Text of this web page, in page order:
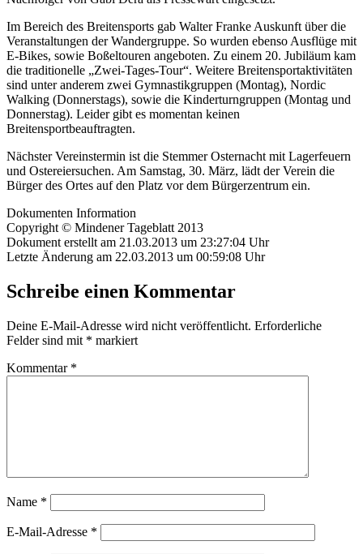
Im Bereich des Breitensports gab Walter Franke Auskunft über die
Veranstaltungen der Wandergruppe. So wurden ebenso Ausflüge mit
E-Bikes, sowie Boßeltouren angeboten. Zu einem 20. Jubiläum kam
die traditionelle „Zwei-Tages-Tour“. Weitere Breitensportaktivitäten
sind unter anderem zwei Gymnastikgruppen (Montag), Nordic
Walking (Donnerstags), sowie die Kinderturngruppen (Montag und
Donnerstag). Leider gibt es momentan keinen
Breitensportbeauftragten.
Nächster Vereinstermin ist die Stemmer Osternacht mit Lagerfeuern
und Ostereiersuchen. Am Samstag, 30. März, lädt der Verein die
Bürger des Ortes auf den Platz vor dem Bürgerzentrum ein.
Dokumenten Information
Copyright © Mindener Tageblatt 2013
Dokument erstellt am 21.03.2013 um 23:27:04 Uhr
Letzte Änderung am 22.03.2013 um 00:59:08 Uhr
Schreibe einen Kommentar
Deine E-Mail-Adresse wird nicht veröffentlicht. Erforderliche
Felder sind mit * markiert
Kommentar *
Name *
E-Mail-Adresse *